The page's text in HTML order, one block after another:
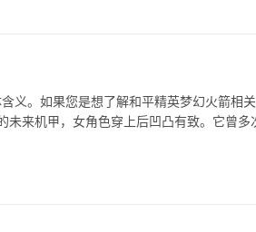
义。如果您是想了解和平精英梦幻火箭相关
来机甲，女角色穿上后凹凸有致。它曾多